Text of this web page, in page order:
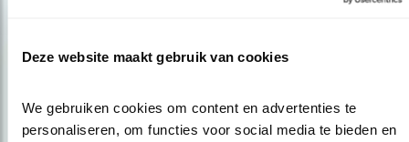
Deze website maakt gebruik van cookies
We gebruiken cookies om content en advertenties te
personaliseren, om functies voor social media te bieden en